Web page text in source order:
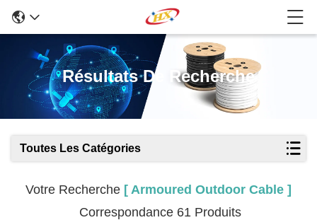
Résultats De Recherche
Toutes Les Catégories
Votre Recherche [ Armoured Outdoor Cable ]
Correspondance 61 Produits